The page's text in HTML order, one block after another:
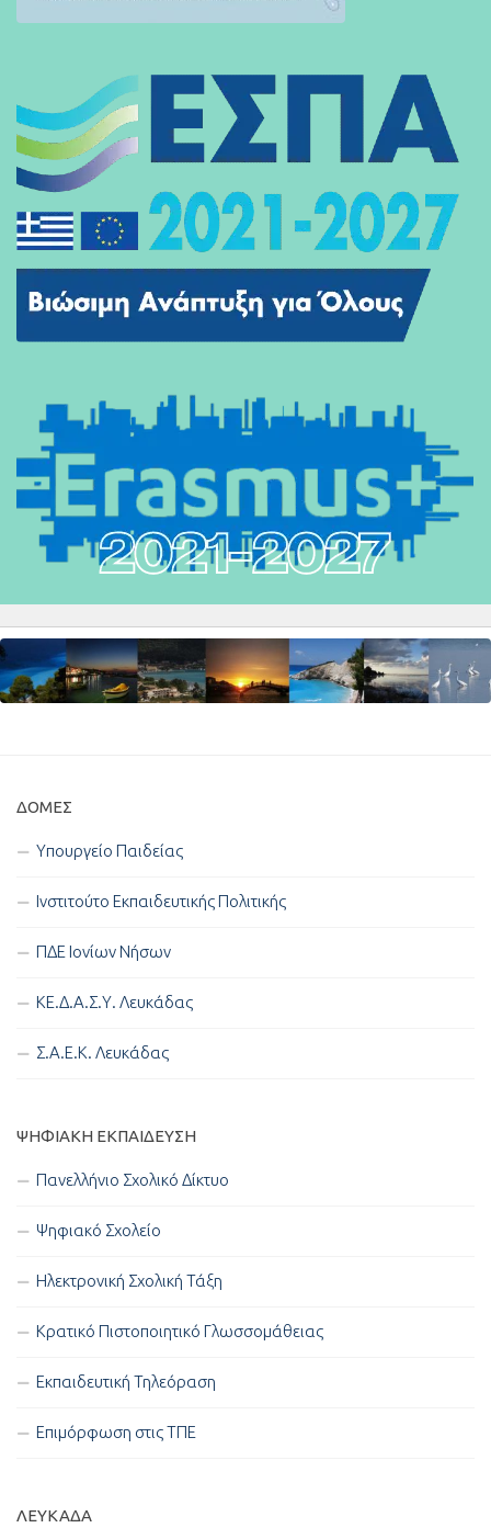
ΔΟΜΈΣ
Υπουργείο Παιδείας
Ινστιτούτο Εκπαιδευτικής Πολιτικής
ΠΔΕ Ιονίων Νήσων
ΚΕ.Δ.Α.Σ.Υ. Λευκάδας
Σ.Α.Ε.Κ. Λευκάδας
ΨΗΦΙΑΚΉ ΕΚΠΑΊΔΕΥΣΗ
Πανελλήνιο Σχολικό Δίκτυο
Ψηφιακό Σχολείο
Ηλεκτρονική Σχολική Τάξη
Κρατικό Πιστοποιητικό Γλωσσομάθειας
Εκπαιδευτική Τηλεόραση
Επιμόρφωση στις ΤΠΕ
ΛΕΥΚΑΔΑ